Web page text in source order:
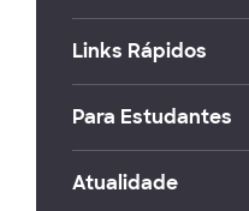
Links Rápidos
Para Estudantes
Atualidade